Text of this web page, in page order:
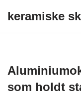
keramiske
som holdt